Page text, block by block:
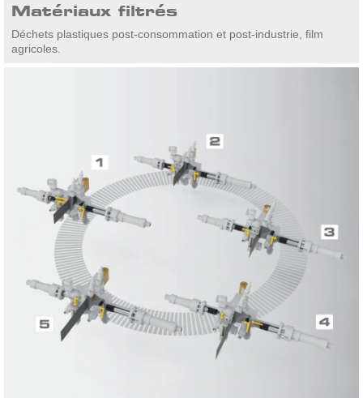
Matériaux filtrés
Déchets plastiques post-consommation et post-industrie, film
agricoles.